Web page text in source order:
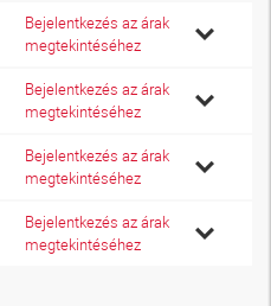
Bejelentkezés az árak
megtekintéséhez
Bejelentkezés az árak
megtekintéséhez
Bejelentkezés az árak
megtekintéséhez
Bejelentkezés az árak
megtekintéséhez